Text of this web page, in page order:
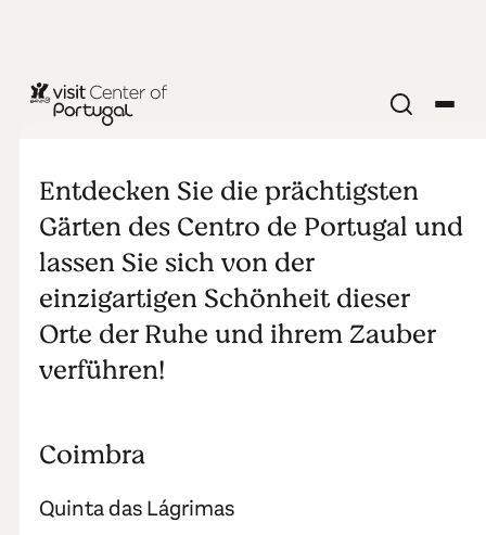
NATUR & IM FREIEN
Die Route der
Gärten
Entdecken Sie die prächtigsten
Gärten des Centro de Portugal und
lassen Sie sich von der
einzigartigen Schönheit dieser
Orte der Ruhe und ihrem Zauber
verführen!
Coimbra
Quinta das Lágrimas